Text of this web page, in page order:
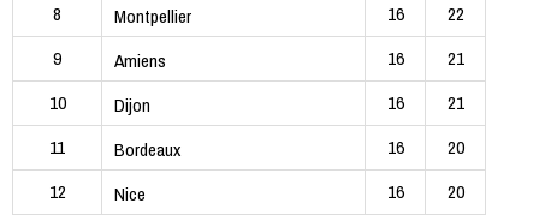
8
Montpellier 16
22
9
Amiens 16
21
10
Dijon 16
21
11
Bordeaux 16
20
12
Nice 16
20